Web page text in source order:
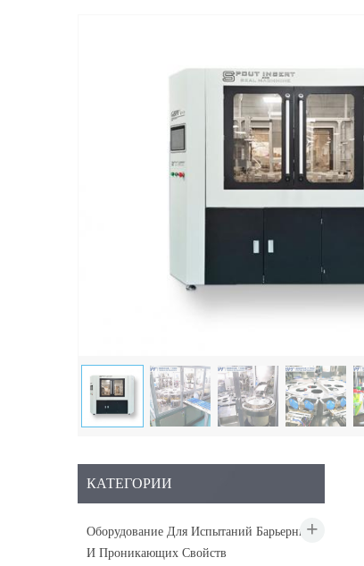
КАТЕГОРИИ
Оборудование Для Испытаний Барьерных
И Проникающих Свойств